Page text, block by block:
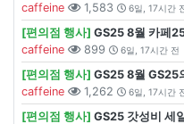
caffeine
1,583 6일, 17시간
[편의점 행사] GS25 8월 카페
caffeine
899 6일, 17시간 전
[편의점 행사] GS25 8월 GS25
caffeine
1,262 6일, 17시간
[편의점 행사] GS25 갓성비 세